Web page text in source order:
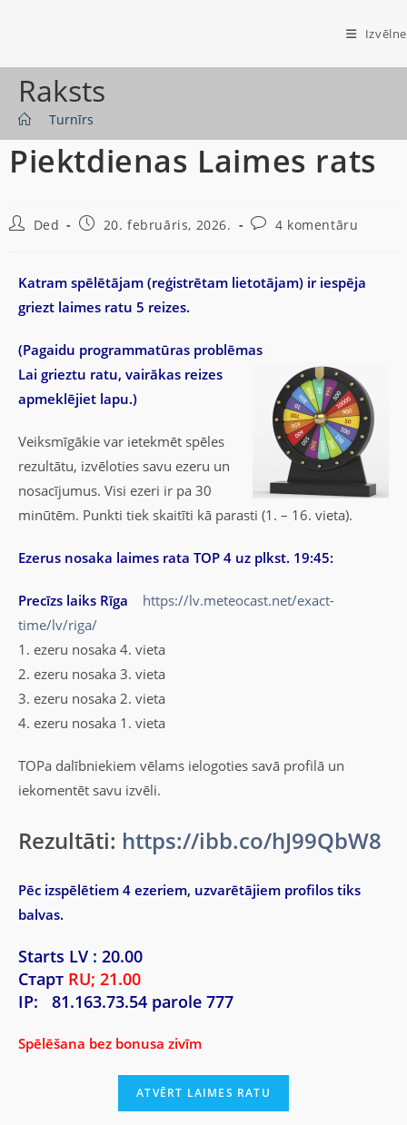
Izvēlne
Raksts
Turnīrs
Piektdienas Laimes rats
Ded 20. februāris, 2026. 4 komentāru
Katram spēlētājam (reģistrētam lietotājam) ir iespēja
griezt laimes ratu 5 reizes.
(Pagaidu programmatūras problēmas
Lai grieztu ratu, vairākas reizes
apmeklējiet lapu.)
Veiksmīgākie var ietekmēt spēles
rezultātu, izvēloties savu ezeru un
nosacījumus. Visi ezeri ir pa 30
minūtēm. Punkti tiek skaitīti kā parasti (1. – 16. vieta).
Ezerus nosaka laimes rata TOP 4 uz plkst. 19:45:
Precīzs laiks Rīga
https://lv.meteocast.net/exact-
time/lv/riga/
1. ezeru nosaka 4. vieta
2. ezeru nosaka 3. vieta
3. ezeru nosaka 2. vieta
4. ezeru nosaka 1. vieta
TOPa dalībniekiem vēlams ielogoties savā profilā un
iekomentēt savu izvēli.
Rezultāti: https://ibb.co/hJ99QbW8
Pēc izspēlētiem 4 ezeriem, uzvarētājiem profilos tiks
balvas.
Starts LV : 20.00
Старт RU; 21.00
IP:
81.163.73.54 parole 777
Spēlēšana bez bonusa zivīm